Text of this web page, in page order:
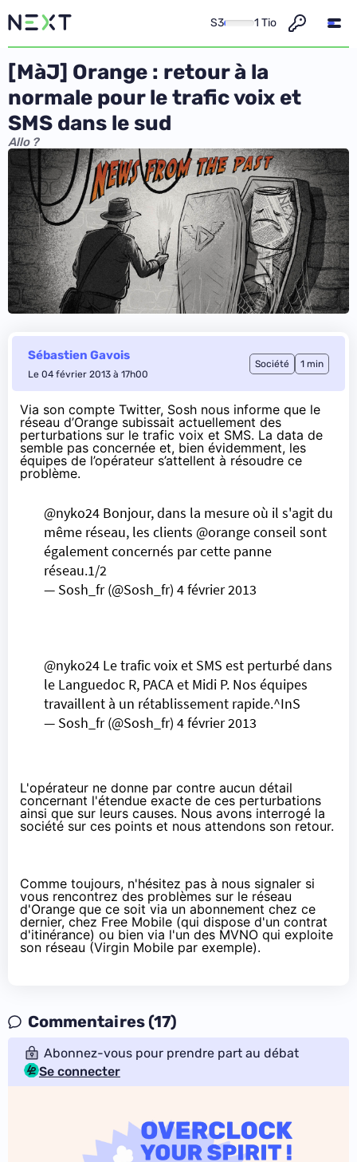
S3 1 Tio
[MàJ] Orange : retour à la
normale pour le trafic voix et
SMS dans le sud
Allo ?
Sébastien Gavois
Le 04 février 2013 à 17h00
Société 1 min
Via son compte Twitter, Sosh nous informe que le
réseau d’Orange subissait actuellement des
perturbations sur le trafic voix et SMS. La data de
semble pas concernée et, bien évidemment, les
équipes de l’opérateur s’attellent à résoudre ce
problème.
@nyko24 Bonjour, dans la mesure où il s'agit du
même réseau, les clients @orangeconseil sont
également concernés par cette panne
réseau.1/2
— Sosh_fr (@Sosh_fr) 4 février 2013
@nyko24 Le trafic voix et SMS est perturbé dans
le Languedoc R, PACA et Midi P. Nos équipes
travaillent à un rétablissement rapide.^InS
— Sosh_fr (@Sosh_fr) 4 février 2013
L'opérateur ne donne par contre aucun détail
concernant l'étendue exacte de ces perturbations
ainsi que sur leurs causes. Nous avons interrogé la
société sur ces points et nous attendons son retour.
Comme toujours, n'hésitez pas à nous signaler si
vous rencontrez des problèmes sur le réseau
d'Orange que ce soit via un abonnement chez ce
dernier, chez Free Mobile (qui dispose d'un contrat
d'itinérance) ou bien via l'un des MVNO qui exploite
son réseau (Virgin Mobile par exemple).
Commentaires (17)
Abonnez-vous pour prendre part au débat
Se connecter